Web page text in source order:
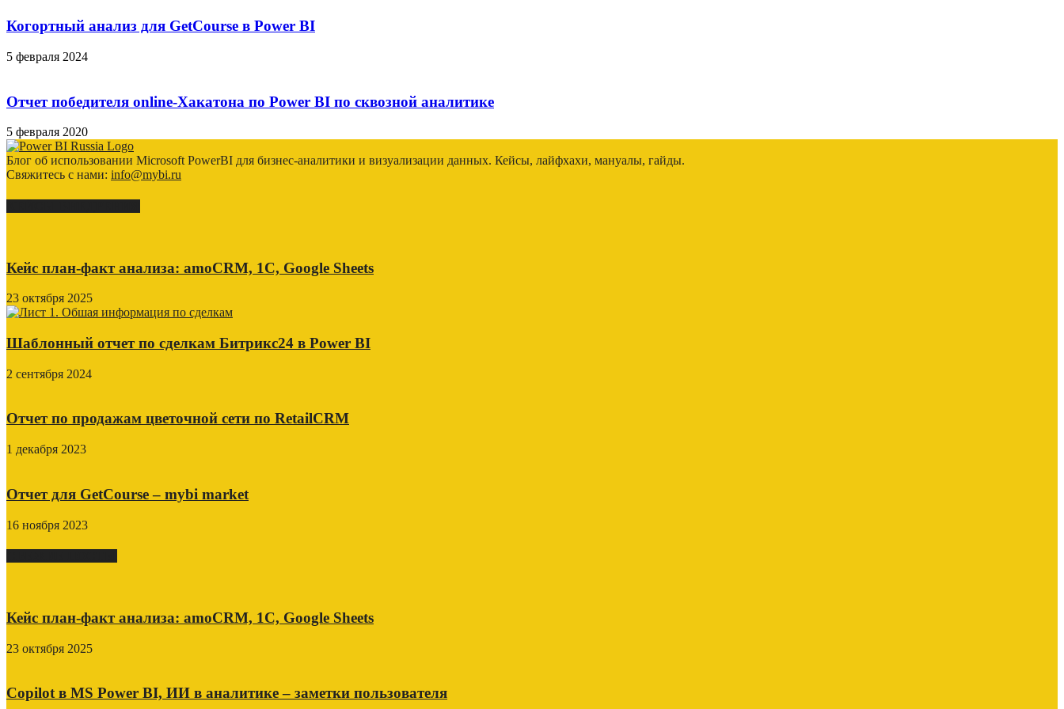
Когортный анализ для GetCourse в Power BI
5 февраля 2024
Отчет победителя online-Хакатона по Power BI по сквозной аналитике
5 февраля 2020
Блог об использовании Microsoft PowerBI для бизнес-аналитики и визуализации данных. Кейсы, лайфхахи, мануалы, гайды.
Свяжитесь с нами: info@mybi.ru
Кейс план-факт анализа: amoCRM, 1C, Google Sheets
23 октября 2025
Шаблонный отчет по сделкам Битрикс24 в Power BI
2 сентября 2024
Отчет по продажам цветочной сети по RetailCRM
1 декабря 2023
Отчет для GetCourse – mybi market
16 ноября 2023
Кейс план-факт анализа: amoCRM, 1C, Google Sheets
23 октября 2025
Copilot в MS Power BI, ИИ в аналитике – заметки пользователя